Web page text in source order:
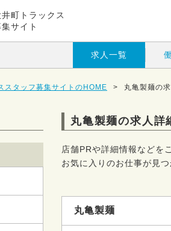
町トラックス
サイト
求人一覧
スタッフ募集サイトのHOME > 丸亀製麺の
丸亀製麺の求人詳
店舗PRや詳細情報などを
お気に入りのお仕事が見
丸亀製麺